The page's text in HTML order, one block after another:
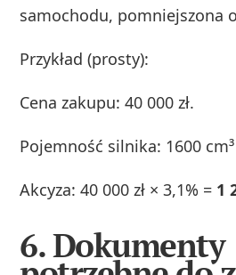
samochodu, pomniejszona
Przykład (prosty):
Cena zakupu: 40 000 zł.
Pojemność silnika: 1600
Akcyza: 40 000 zł × 3,1% = 1
6. Dokumenty